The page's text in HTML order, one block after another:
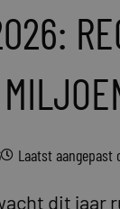
Laatst aangepast
dit jaar